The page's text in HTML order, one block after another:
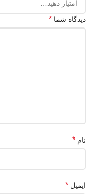
دیدگاه شما *
نام *
ایمیل *